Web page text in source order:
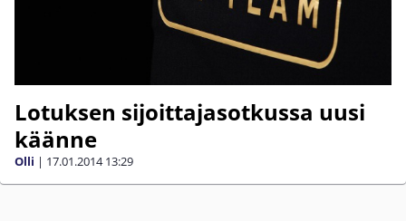
Lotuksen sijoittajasotkussa uusi
käänne
Olli | 17.01.2014 13:29